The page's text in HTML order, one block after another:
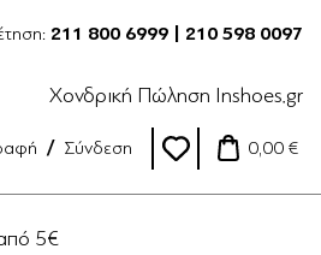
211 800 6999 | 210 598 0097
Χονδρική Πώληση Inshoes.gr
Σύνδεση 0,00 €
5€